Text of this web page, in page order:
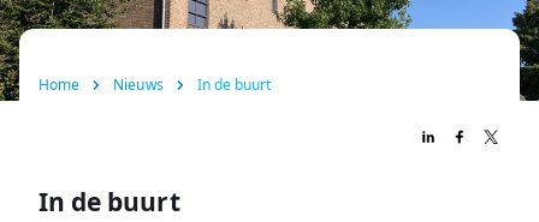
Zakelijk
Home Nieuws In de buurt
In de buurt